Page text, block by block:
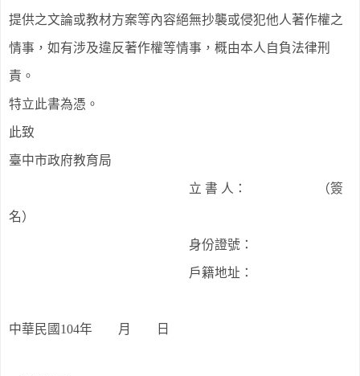
提供之文論或教材方案等內容絕無抄襲或侵犯他人著作權之
情事，如有涉及違反著作權等情事，概由本人自負法律刑
責。
特立此書為憑。
此致
臺中市政府教育局
立 書 人： （簽
名）
身份證號：
戶籍地址：
中華民國 104年 月 日